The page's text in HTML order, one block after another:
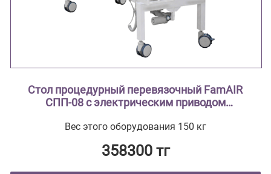
Стол процедурный перевязочный FamAIR
СПП-08 с электрическим приводом
Вес этого оборудования 150 кг
358300 тг